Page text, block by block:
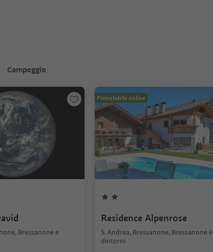
Campeggio
Bressanone e
Prenotabile online
Residence Alpenrose
S. Andrea, Bressanone, Bressanone e
dintorni